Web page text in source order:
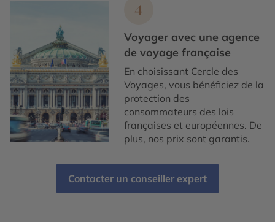
4
Voyager avec une agence
de voyage française
En choisissant Cercle des
Voyages, vous bénéficiez de la
protection des
consommateurs des lois
françaises et européennes. De
plus, nos prix sont garantis.
Contacter un conseiller expert